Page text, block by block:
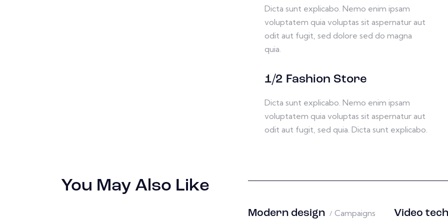
Dicta sunt explicabo. Nemo enim ipsam
voluptatem quia voluptas sit aspernatur aut
odit aut fugit, sed dolore sed do magna
quia.
1/2 Fashion Store
Dicta sunt explicabo. Nemo enim ipsam
voluptatem quia voluptas sit aspernatur aut
odit aut fugit, sed quia. Dicta sunt explicabo.
You May Also Like
Campaigns
Modern design Video